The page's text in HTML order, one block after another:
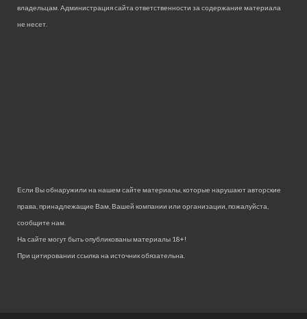
владельцам. Администрация сайта ответственности за содержание материала
не несет.
Если Вы обнаружили на нашем сайте материалы, которые нарушают авторские
права, принадлежащие Вам, Вашей компании или организации, пожалуйста,
сообщите нам.
На сайте могут быть опубликованы материалы 18+!
При цитировании ссылка на источник обязательна.